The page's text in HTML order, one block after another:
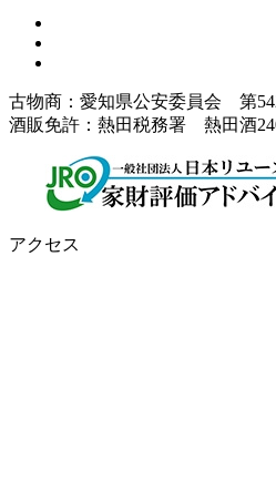
古物商：愛知県公安委員会 第
酒販免許：熱田税務署 熱田酒
アクセス